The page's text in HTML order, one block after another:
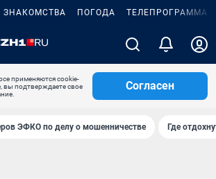
ЗНАКОМСТВА ПОГОДА ТЕЛЕПРОГРАММА
применяются cookie-
вы подтверждаете свое
Согласен
ЭФКО по делу о мошенничестве Где